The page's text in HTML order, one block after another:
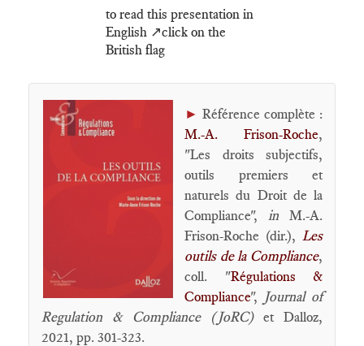
to read this presentation in
English ↗️click on the
British flag
► Référence complète :
M.-A. Frison-Roche,
"Les droits subjectifs,
outils premiers et
naturels du Droit de la
Compliance", in M.-A.
Frison-Roche (dir.), Les
outils de la Compliance,
coll. "Régulations &
Compliance", Journal of
Regulation & Compliance (JoRC)et Dalloz,
2021, pp. 301-323.